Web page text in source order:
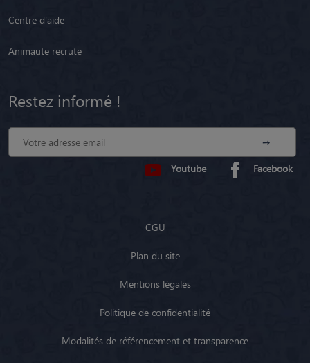
Centre d'aide
Animaute recrute
Restez informé !
Youtube Facebook
CGU
Plan du site
Mentions légales
Politique de confidentialité
Modalités de référencement et transparence